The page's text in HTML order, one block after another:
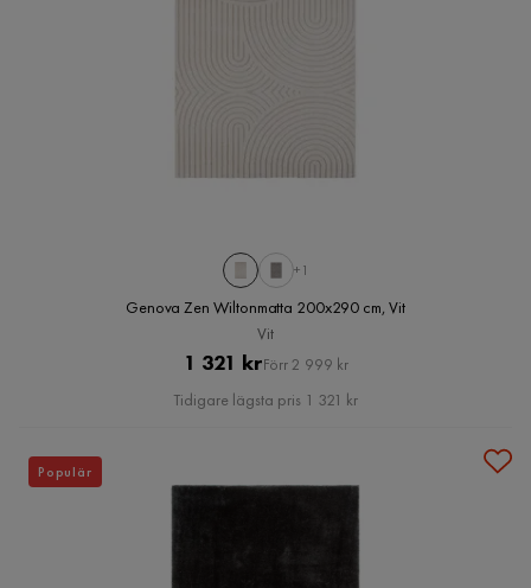
+1
Genova Zen Wiltonmatta 200x290 cm, Vit
Vit
Pris
1 321 krOriginal
Pris
Förr 2 999 kr
Tidigare lägsta pris 1 321 kr
Populär